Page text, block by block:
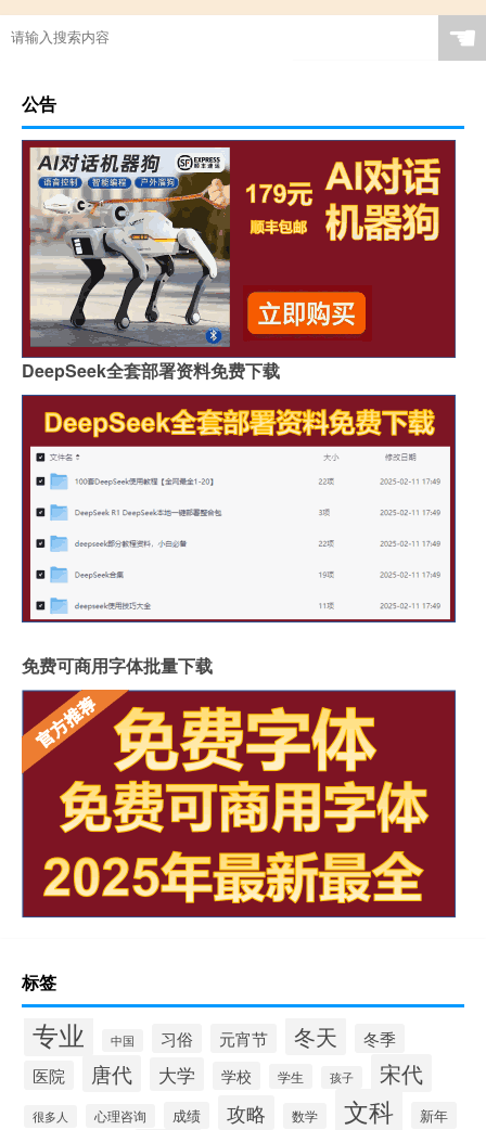
☚
公告
DeepSeek全套部署资料免费下载
免费可商用字体批量下载
标签
专业 中国 习俗 元宵节 冬天
冬季
医院
唐代 大学 学校 学生 孩子 宋代
很多人 心理咨询 成绩 攻略 数学 文科
新年